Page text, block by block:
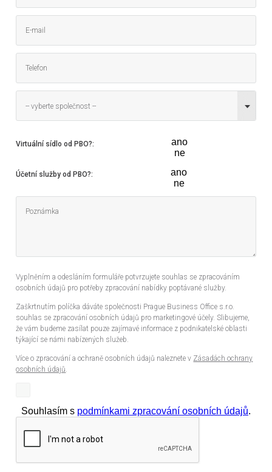
-- vyberte společnost --
Virtuální sídlo od PBO?:
ano
ne
Účetní služby od PBO?:
ano
ne
Vyplněním a odesláním formuláře potvrzujete souhlas se zpracováním
osobních údajů pro potřeby zpracování nabídky poptávané služby.
Zaškrtnutím políčka dáváte společnosti Prague Business Office s.r.o.
souhlas se zpracování osobních údajů pro marketingové účely. Slibujeme,
že vám budeme zasílat pouze zajímavé informace z podnikatelské oblasti
týkající se námi nabízených služeb.
Více o zpracování a ochraně osobních údajů naleznete v Zásadách ochrany
osobních údajů.
Souhlasím s podmínkami zpracování osobních údajů.